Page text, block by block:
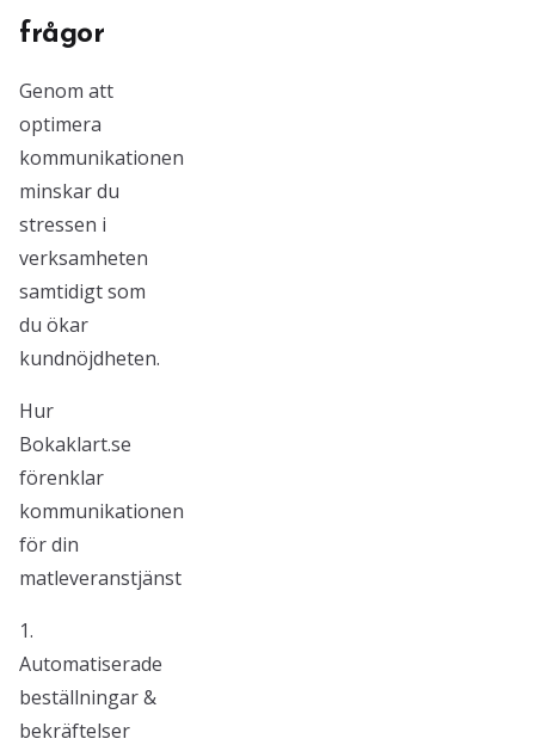
frågor
Genom att
optimera
kommunikationen
minskar du
stressen i
verksamheten
samtidigt som
du ökar
kundnöjdheten.
Hur
Bokaklart.se
förenklar
kommunikationen
för din
matleveranstjänst
1.
Automatiserade
beställningar &
bekräftelser